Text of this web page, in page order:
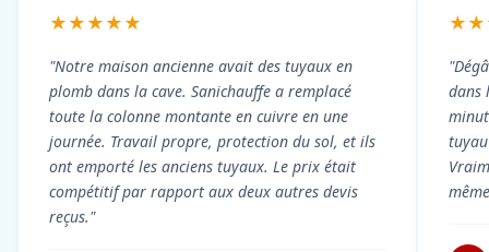
★★★★★
"Notre maison ancienne avait des tuyaux en
plomb dans la cave. Sanichauffe a remplacé
toute la colonne montante en cuivre en une
journée. Travail propre, protection du sol, et ils
ont emporté les anciens tuyaux. Le prix était
compétitif par rapport aux deux autres devis
reçus."
dans